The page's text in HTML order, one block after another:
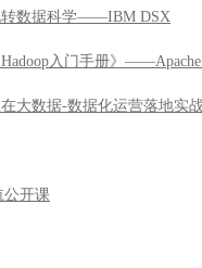
转数据科学——IBM DSX
入门手册》
大数据-数据化运营落地实
公开课